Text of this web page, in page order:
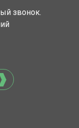
звонок.